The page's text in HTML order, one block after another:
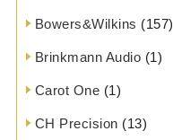
Bowers&Wilkins (157)
Brinkmann Audio (1)
Carot One (1)
CH Precision (13)